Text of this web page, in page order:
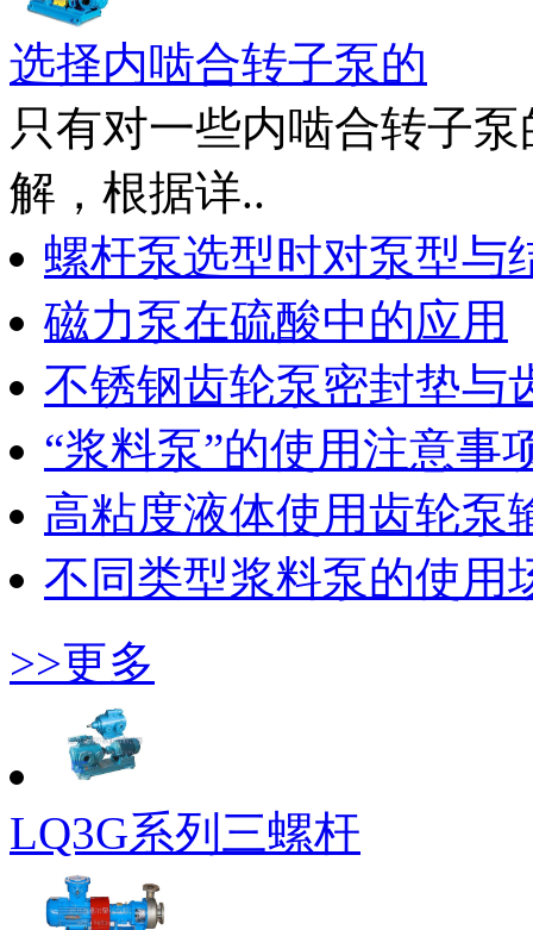
选择内啮合转子泵的
只有对一些内啮合转子
解，根据详..
螺杆泵选型时对泵型与
磁力泵在硫酸中的应用
不锈钢齿轮泵密封垫与
“浆料泵”的使用注意事
高粘度液体使用齿轮泵
不同类型浆料泵的使用
>>更多
LQ3G系列三螺杆